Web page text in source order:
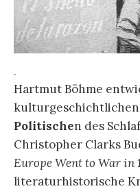
Problem der
als einem
„immer noch
Wissen von
Wissensmodus der
schwankend:
sich in Gefahr oder
Katastrophen.
[12]